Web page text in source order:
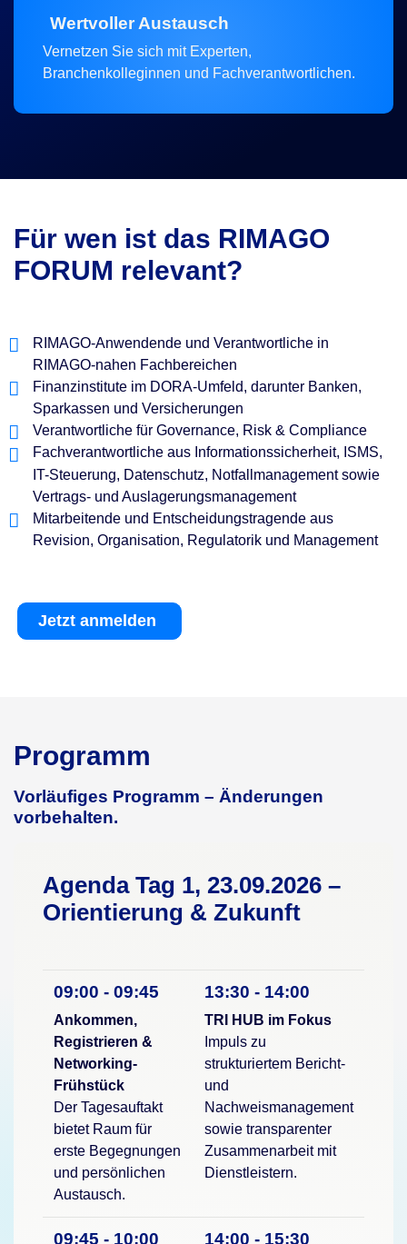
Wertvoller Austausch
Vernetzen Sie sich mit Experten,
Branchenkolleginnen und Fachverantwortlichen.
Für wen ist das RIMAGO
FORUM relevant?
RIMAGO-Anwendende und Verantwortliche in
RIMAGO-nahen Fachbereichen
Finanzinstitute im DORA-Umfeld, darunter Banken,
Sparkassen und Versicherungen
Verantwortliche für Governance, Risk & Compliance
Fachverantwortliche aus Informationssicherheit, ISMS,
IT-Steuerung, Datenschutz, Notfallmanagement sowie
Vertrags- und Auslagerungsmanagement
Mitarbeitende und Entscheidungstragende aus
Revision, Organisation, Regulatorik und Management
Jetzt anmelden
Programm
Vorläufiges Programm – Änderungen
vorbehalten.
Agenda Tag 1, 23.09.2026 –
Orientierung & Zukunft
09:00 - 09:45
Ankommen,
Registrieren &
Networking-
Frühstück
Der Tagesauftakt
bietet Raum für
erste Begegnungen
und persönlichen
Austausch.
13:30 - 14:00
TRI HUB im Fokus
Impuls zu
strukturiertem Bericht-
und
Nachweismanagement
sowie transparenter
Zusammenarbeit mit
Dienstleistern.
09:45 - 10:00 14:00 - 15:30